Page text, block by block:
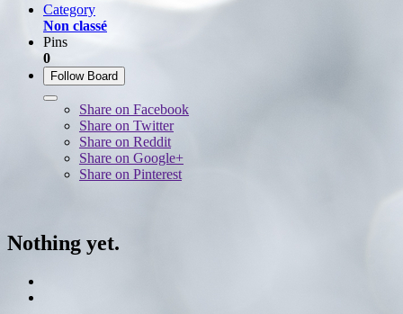
Category
Non classé
Pins
0
Follow Board
Share on Facebook
Share on Twitter
Share on Reddit
Share on Google+
Share on Pinterest
Nothing yet.